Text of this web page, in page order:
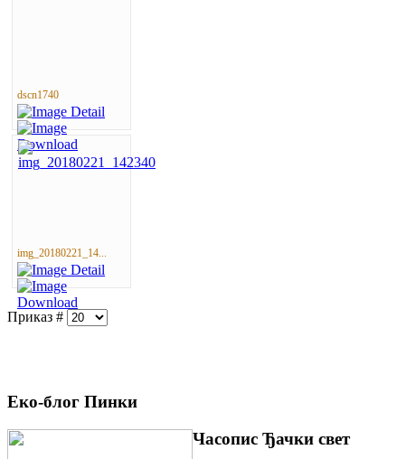
dscn1740
img_20180221_14...
Приказ #
Еко-блог Пинки
Часопис Ђачки свет